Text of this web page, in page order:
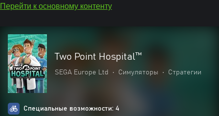
Перейти к основному контенту
Two Point Hospital™
SEGA Europe Ltd • Симуляторы • Стратегии
Специальные возможности: 4